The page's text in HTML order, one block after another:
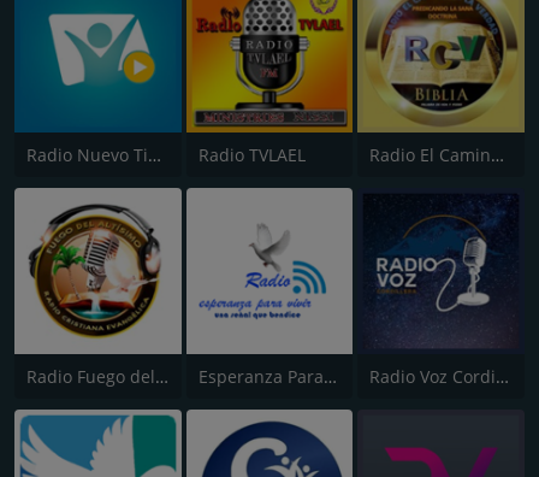
Radio Nuevo Tiempo Radio TVLAEL Radio El Camino de la Verdad
Radio Fuego del Altisimo Esperanza Para Vivir Radio Voz Cordillera 107.3 FM